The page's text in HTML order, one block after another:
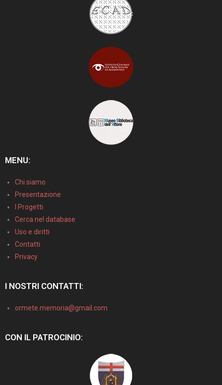
MENU:
Chi siamo
Presentazione
I Progetti
Cerca nel database
Uso e diritti
Contatti
Privacy
I NOSTRI CONTATTI:
ormete.memoria@gmail.com
CON IL PATROCINIO: